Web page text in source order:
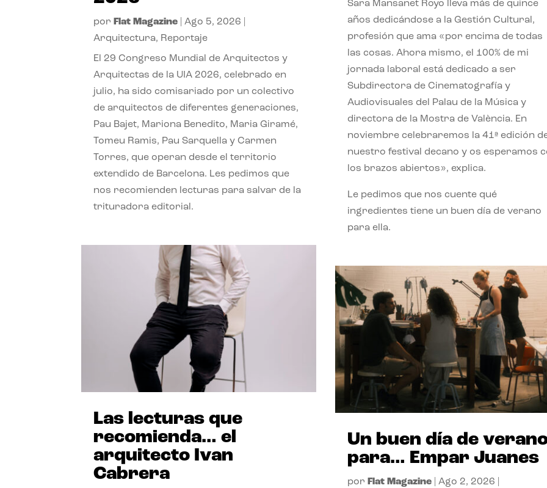
por Flat Magazine |Ago 5, 2026
Arquitectura, Reportaje
El 29 Congreso Mundial de Arquitectos y
Arquitectas de la UIA 2026, celebrado en
julio, ha sido comisariado por un colectivo
de arquitectos de diferentes generaciones,
Pau Bajet, Mariona Benedito, Maria Giramé,
Tomeu Ramis, Pau Sarquella y Carmen
Torres, que operan desde el territorio
extendido de Barcelona. Les pedimos que
nos recomienden lecturas para salvar de la
trituradora editorial.
Las lecturas que
recomienda… el
arquitecto Ivan
Cabrera
Sara Mansanet Royo lleva más de quince
años dedicándose a la Gestión Cultural,
profesión que ama «por encima de todas
las cosas. Ahora mismo, el 100% de mi
jornada laboral está dedicado a ser
Subdirectora de Cinematografía y
Audiovisuales del Palau de la Música y
directora de la Mostra de València. En
noviembre celebraremos la 41ª edición
nuestro festival decano y os esperamos
los brazos abiertos», explica.
Le pedimos que nos cuente qué
ingredientes tiene un buen día de verano
para ella.
Un buen día de
para… Empar Juanes
por Flat Magazine| Ago 2, 2026